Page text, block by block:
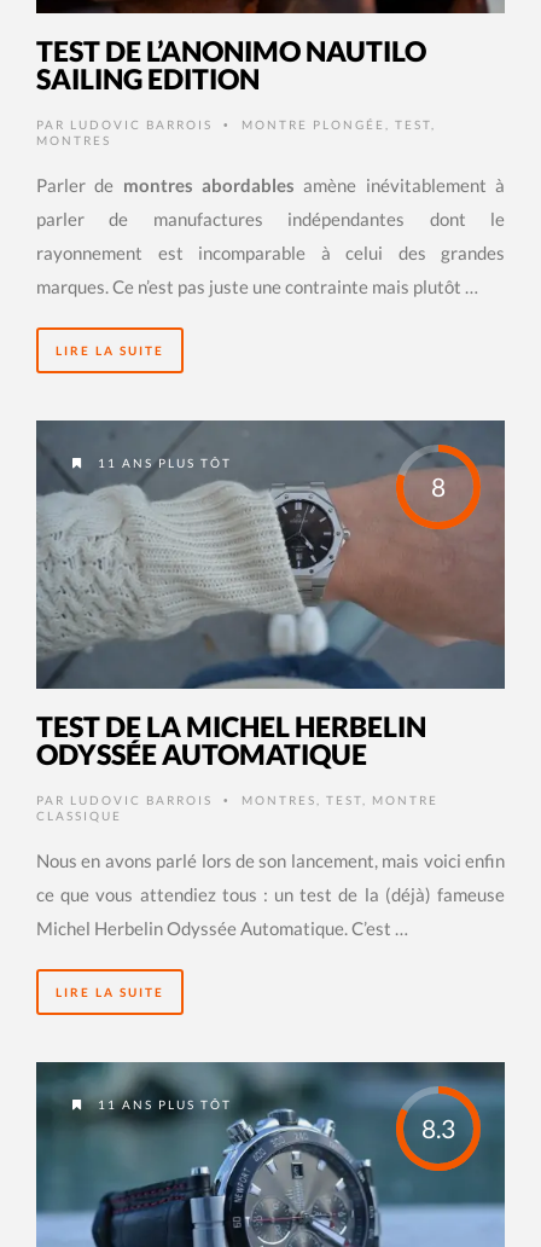
TEST DE L’ANONIMO NAUTILO
SAILING EDITION
PAR LUDOVIC BARROIS • MONTRE PLONGÉE TEST
MONTRES
Parler de montres abordables amène inévitablement à
parler de manufactures indépendantes dont le
rayonnement est incomparable à celui des grandes
marques. Ce n’est pas juste une contrainte mais plutôt …
LIRE LA SUITE
8
11 ANS PLUS TÔT
TEST DE LA MICHEL HERBELIN
ODYSSÉE AUTOMATIQUE
PAR LUDOVIC BARROIS • MONTRES TEST
MONTRE
CLASSIQUE
Nous en avons parlé lors de son lancement, mais voici enfin
ce que vous attendiez tous : un test de la (déjà) fameuse
Michel Herbelin Odyssée Automatique. C’est …
LIRE LA SUITE
8.3
11 ANS PLUS TÔT